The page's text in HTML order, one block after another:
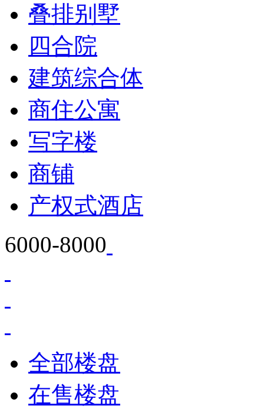
叠排别墅
四合院
建筑综合体
商住公寓
写字楼
商铺
产权式酒店
6000-8000
全部楼盘
在售楼盘